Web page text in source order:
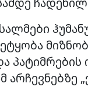
ეტყობა
პატიმრების